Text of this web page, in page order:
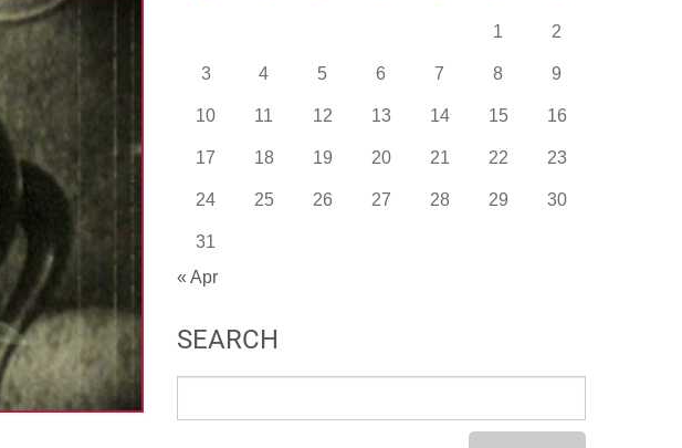
1 2
3 4 5 6 7 8 9
10 11 12 13 14 15 16
17 18 19 20 21 22 23
24 25 26 27 28 29 30
31
« Apr
SEARCH